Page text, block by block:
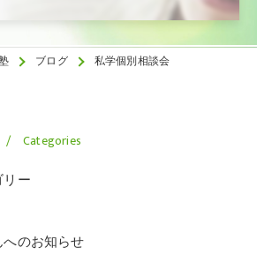
ブログ 私学個別相談会
Categories
ー
のお知らせ